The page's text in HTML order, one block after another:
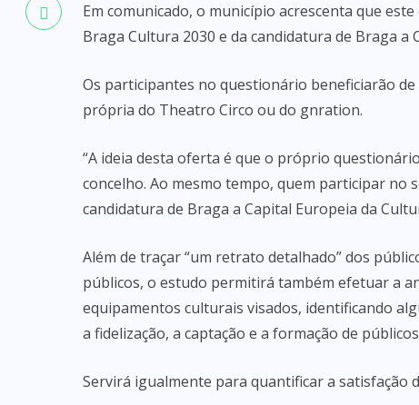
Em comunicado, o município acrescenta que
Braga Cultura 2030 e da candidatura de Braga a
Os participantes no questionário beneficiarão
própria do Theatro Circo ou do gnration.
“A ideia desta oferta é que o próprio
concelho. Ao mesmo tempo, quem participar
candidatura de Braga a Capital Europeia da
Além de traçar “um retrato detalhado” dos
públicos, o estudo permitirá também efetuar a
equipamentos culturais visados, identificando
a fidelização, a captação e a formação de
Servirá igualmente para quantificar a satisfação